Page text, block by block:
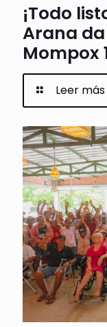
¡Todo
Arana
Mompox
Leer más